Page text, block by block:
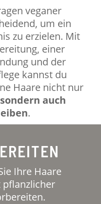
veganer
um ein
zu erzielen. Mit
einer
und der
kannst du
Haare nicht nur
auch
.
Ihre Haare